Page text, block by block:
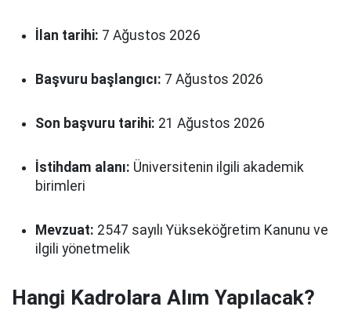
İlan tarihi: 7 Ağustos 2026
Başvuru başlangıcı: 7 Ağustos 2026
Son başvuru tarihi: 21 Ağustos 2026
İstihdam alanı: Üniversitenin ilgili akademik
birimleri
Mevzuat: 2547 sayılı Yükseköğretim Kanunu ve
ilgili yönetmelik
Hangi Kadrolara Alım Yapılacak?